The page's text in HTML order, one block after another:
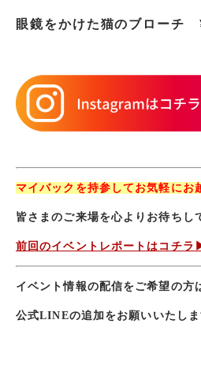
眼鏡をかけた猫のブローチ
マイバックを持参してお気軽にお
皆さまのご来場を心よりお待ちし
前回のイベントレポートはコチ
イベント情報の配信をご希望の方
公式LINEの追加をお願いいたし